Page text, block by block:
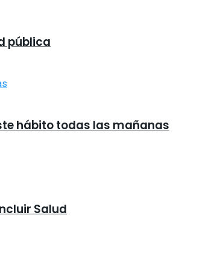
pública
hábito todas las mañanas
Salud